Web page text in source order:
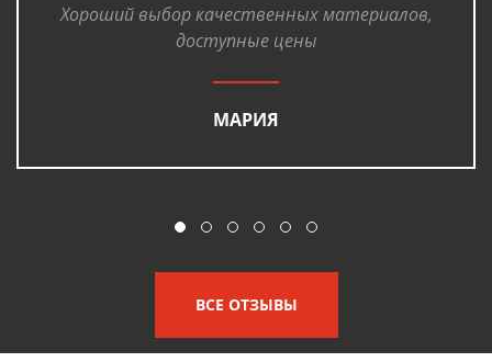
Хороший выбор качественных материалов,
доступные цены
МАРИЯ
ВСЕ ОТЗЫВЫ